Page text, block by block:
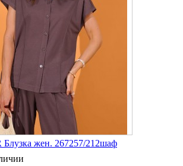
жен. 267257/212шаф